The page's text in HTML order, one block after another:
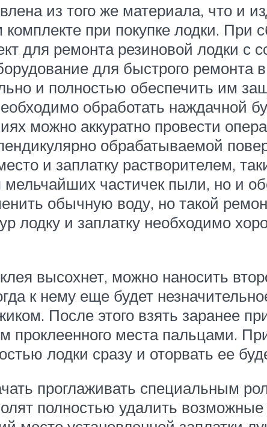
из того же материала, что и
при покупке лодки. При
для ремонта резиновой лодки с
для быстрого ремонта
и полностью обеспечить им
обработать наждачной
можно аккуратно провести
обрабатываемой
и заплатку растворителем,
частичек пыли, но и
обычную воду, но такой
лодку и заплатку необходимо
высохнет, можно наносить
к нему еще будет
После этого взять заранее
проклеенного места пальцами.
лодки сразу и оторвать ее
проглаживать специальным
полностью удалить возможные